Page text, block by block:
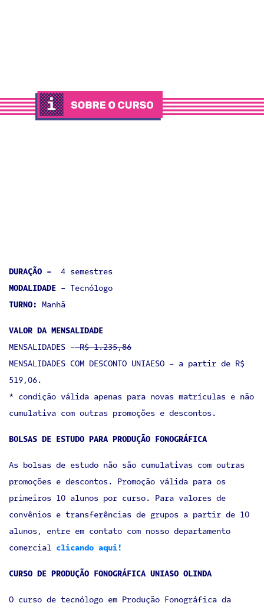
DURAÇÃO - 4 semestres
MODALIDADE - Tecnólogo
TURNO: Manhã
VALOR DA MENSALIDADE
MENSALIDADES - R$ 1.235,86
MENSALIDADES COM DESCONTO UNIAESO - a partir de R$
519,06.
* condição válida apenas para novas matrículas e não
cumulativa com outras promoções e descontos.
BOLSAS DE ESTUDO PARA PRODUÇÃO FONOGRÁFICA
As bolsas de estudo não são cumulativas com outras
promoções e descontos. Promoção válida para os
primeiros 10 alunos por curso. Para valores de
convênios e transferências de grupos a partir de 10
alunos, entre em contato com nosso departamento
comercial clicando aqui!
CURSO DE PRODUÇÃO FONOGRÁFICA UNIASO OLINDA
O curso de tecnólogo em Produção Fonográfica da